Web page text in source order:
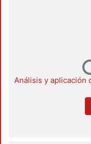
Análisis y aplicación